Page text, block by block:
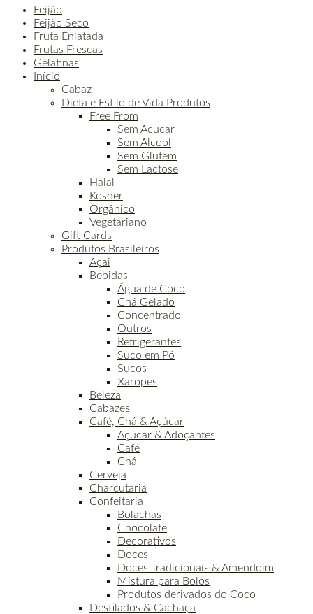
Feijão
Feijão Seco
Fruta Enlatada
Frutas Frescas
Gelatinas
Início
Cabaz
Dieta e Estilo de Vida Produtos
Free From
Sem Acucar
Sem Alcool
Sem Glutem
Sem Lactose
Halal
Kosher
Orgânico
Vegetariano
Gift Cards
Produtos Brasileiros
Açai
Bebidas
Água de Coco
Chá Gelado
Concentrado
Outros
Refrigerantes
Suco em Pó
Sucos
Xaropes
Beleza
Cabazes
Café, Chá & Açúcar
Açúcar & Adoçantes
Café
Chá
Cerveja
Charcutaria
Confeitaria
Bolachas
Chocolate
Decorativos
Doces
Doces Tradicionais & Amendoim
Mistura para Bolos
Produtos derivados do Coco
Destilados & Cachaça